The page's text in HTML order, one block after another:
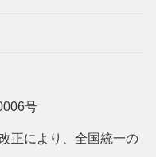
号
正により、全国統一の